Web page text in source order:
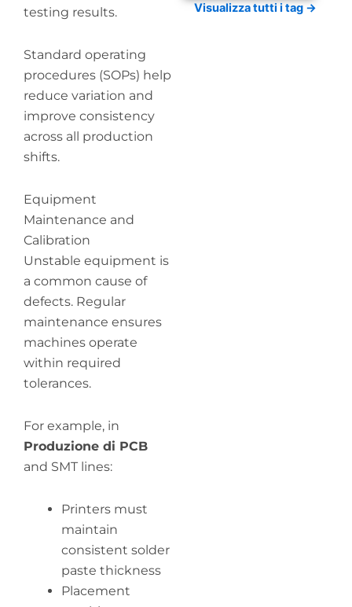
testing results.
Standard operating
procedures (SOPs) help
reduce variation and
improve consistency
across all production
shifts.
Equipment
Maintenance and
Calibration
Unstable equipment is
a common cause of
defects. Regular
maintenance ensures
machines operate
within required
tolerances.
For example, in
Produzione di PCB
and SMT lines:
Printers must
maintain
consistent solder
paste thickness
Placement
Visualizza tutti i tag →